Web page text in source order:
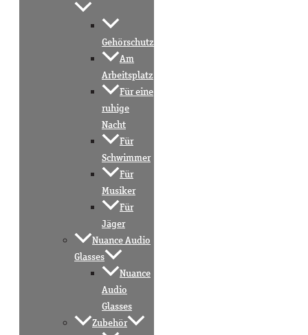
Gehörschutz
Am
Arbeitsplatz
Für eine
ruhige
Nacht
Für
Schwimmer
Für
Musiker
Für
Jäger
Nuance Audio
Glasses
Nuance
Audio
Glasses
Zubehör